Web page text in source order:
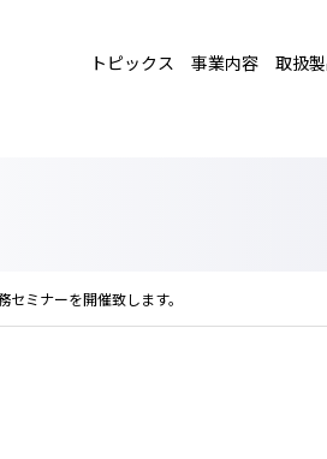
トピックス 事業内容 取扱
セミナーを開催致します。